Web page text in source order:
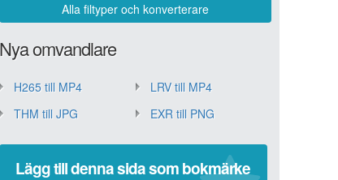
Alla filtyper och konverterare
Nya omvandlare
H265 till MP4
LRV till MP4
THM till JPG
EXR till PNG
Lägg till denna sida som bokmärke